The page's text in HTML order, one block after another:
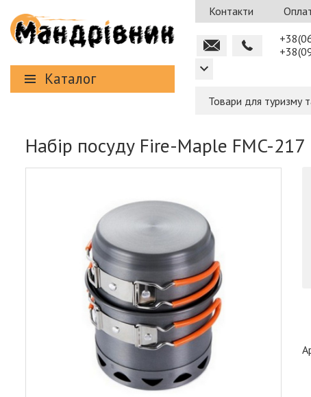
Каталог
Контакти
Товари для туризму
Набір посуду Fire-Maple FMC-217